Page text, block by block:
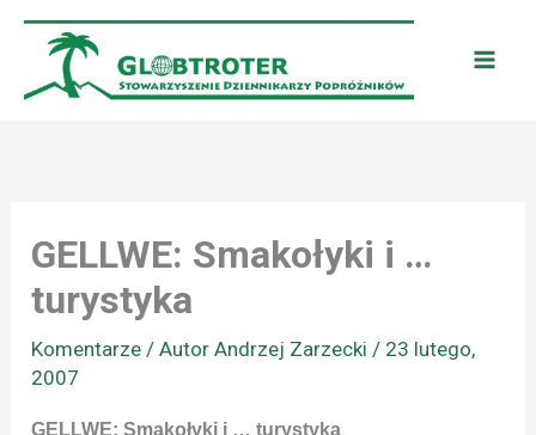
Przejdź
treści
GELLWE: Smakołyki i …
turystyka
Komentarze / Autor Andrzej Zarzecki/ 23 lutego,
2007
GELLWE: Smakołyki i … turystyka